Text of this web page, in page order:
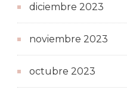
diciembre 2023
noviembre 2023
octubre 2023